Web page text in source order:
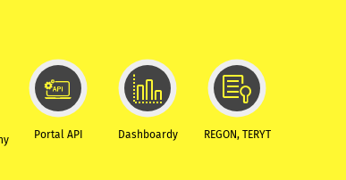
Portal API Dashboardy REGON, TERYT